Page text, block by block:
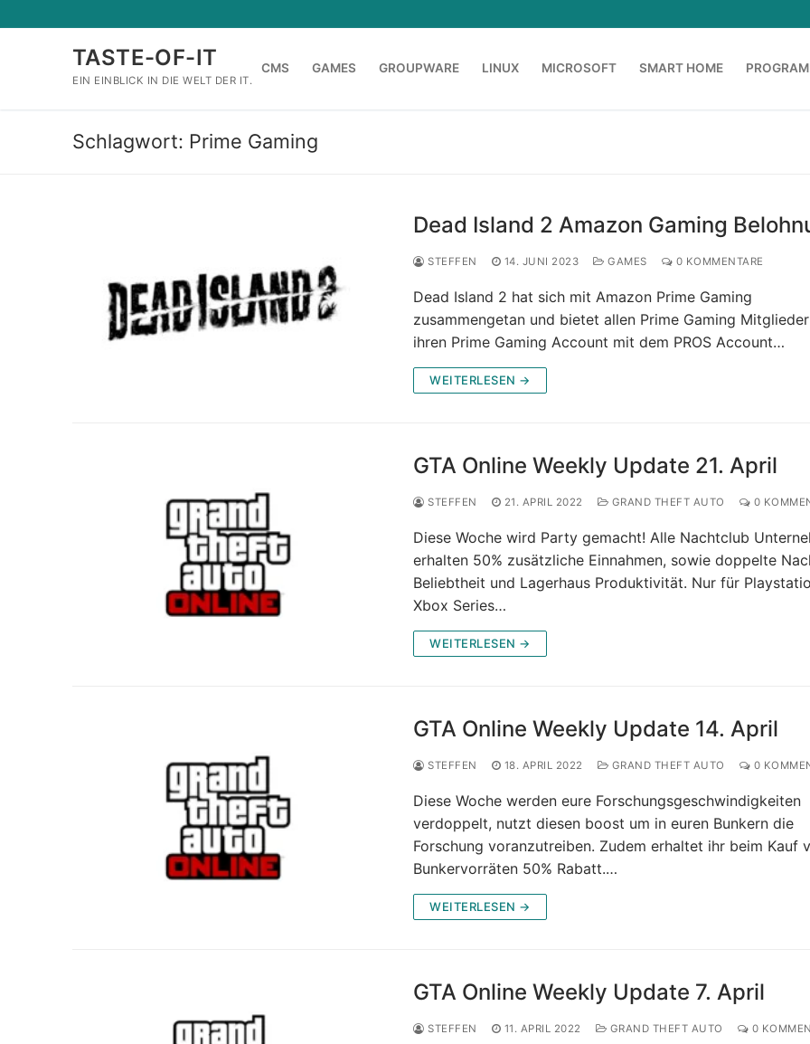
Inhalt
TASTE-OF-IT
EIN EINBLICK IN DIE WELT DER IT.
CMS GAMES GROUPWARE LINUX MICROSOFT SMART HOME
Schlagwort: Prime Gaming
Dead Island 2 Amazon Gaming
STEFFEN 14. JUNI 2023 GAMES 0 KOMMENTARE
Dead Island 2 hat sich mit Amazon Prime Gaming
zusammengetan und bietet allen Prime Gaming
ihren Prime Gaming Account mit dem PROS Account…
WEITERLESEN →
GTA Online Weekly Update 21. April
STEFFEN 21. APRIL 2022 GRAND THEFT AUTO 0
Diese Woche wird Party gemacht! Alle Nachtclub
erhalten 50% zusätzliche Einnahmen, sowie doppelte
Beliebtheit und Lagerhaus Produktivität. Nur für
Xbox Series…
WEITERLESEN →
GTA Online Weekly Update 14. April
STEFFEN 18. APRIL 2022 GRAND THEFT AUTO 0
Diese Woche werden eure Forschungsgeschwindigkeiten
verdoppelt, nutzt diesen boost um in euren Bunkern die
Forschung voranzutreiben. Zudem erhaltet ihr beim Kauf
Bunkervorräten 50% Rabatt.…
WEITERLESEN →
GTA Online Weekly Update 7. April
STEFFEN 11. APRIL 2022 GRAND THEFT AUTO 0